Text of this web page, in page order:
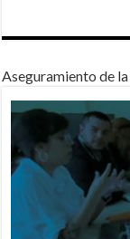
Aseguramiento de